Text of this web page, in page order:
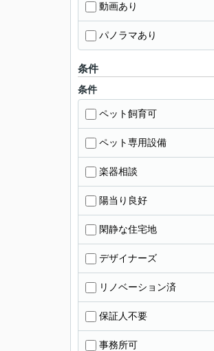
動画あり
パノラマあり
条件
条件
ペット飼育可
ペット専用設備
楽器相談
陽当り良好
閑静な住宅地
デザイナーズ
リノベーション済
保証人不要
事務所可